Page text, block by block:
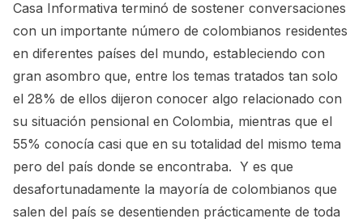
Casa Informativa terminó de sostener conversaciones
con un importante número de colombianos residentes
en diferentes países del mundo, estableciendo con
gran asombro que, entre los temas tratados tan solo
el 28% de ellos dijeron conocer algo relacionado con
su situación pensional en Colombia, mientras que el
55% conocía casi que en su totalidad del mismo tema
pero del país donde se encontraba. Y es que
desafortunadamente la mayoría de colombianos que
salen del país se desentienden prácticamente de toda